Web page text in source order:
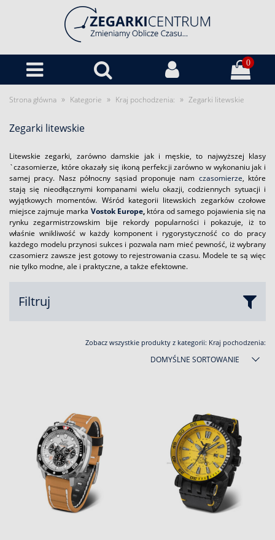
0
Strona główna » Kategorie » Kraj pochodzenia: » Zegarki litewskie
Zegarki litewskie
Litewskie zegarki, zarówno damskie jak i męskie, to najwyższej klasy
`czasomierze, które okazały się ikoną perfekcji zarówno w wykonaniu jak i
samej pracy. Nasz północny sąsiad proponuje nam czasomierze, które
stają się nieodłącznymi kompanami wielu okazji, codziennych sytuacji i
wyjątkowych momentów. Wśród kategorii litewskich zegarków czołowe
miejsce zajmuje marka Vostok Europe,która od samego pojawienia się na
rynku zegarmistrzowskim bije rekordy popularności i pokazuje, iż to
właśnie wnikliwość w każdy komponent i rygorystyczność co do pracy
każdego modelu przynosi sukces i pozwala nam mieć pewność, iż wybrany
czasomierz zawsze jest gotowy to rejestrowania czasu. Modele te są więc
nie tylko modne, ale i praktyczne, a także efektowne.
Filtruj
Zobacz wszystkie produkty z kategorii: Kraj pochodzenia:
DOMYŚLNE SORTOWANIE